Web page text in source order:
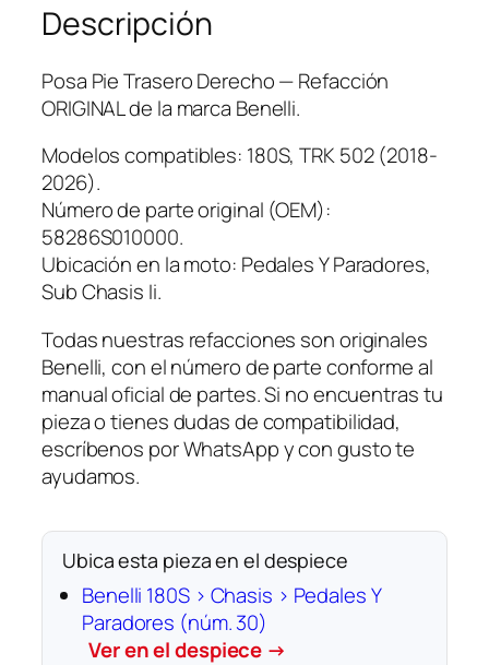
e
r
o
D
e
r
e
c
h
o
c
n
t
i
d
a
d
Descripción
Posa Pie Trasero Derecho — Refacción
ORIGINAL de la marca Benelli.
Modelos compatibles: 180S, TRK 502 (2018-
2026).
Número de parte original (OEM):
58286S010000.
Ubicación en la moto: Pedales Y Paradores,
Sub Chasis Ii.
Todas nuestras refacciones son originales
Benelli, con el número de parte conforme al
manual oficial de partes. Si no encuentras tu
pieza o tienes dudas de compatibilidad,
escríbenos por WhatsApp y con gusto te
ayudamos.
Ubica esta pieza en el despiece
Benelli 180S › Chasis › Pedales Y
Paradores (núm. 30)
Ver en el despiece →